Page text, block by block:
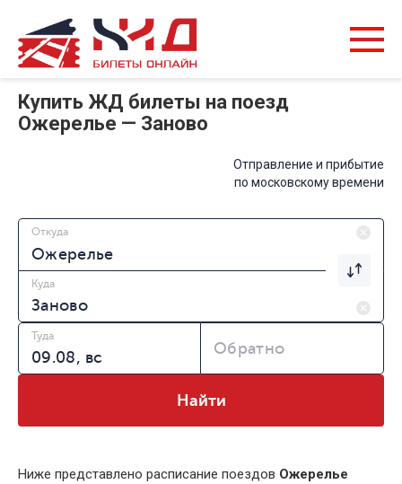
Купить ЖД билеты на поезд
Ожерелье — Заново
Отправление и прибытие
по московскому времени
Откуда
Куда
Туда
Обратно
Найти
Ниже представлено расписание поездов Ожерелье